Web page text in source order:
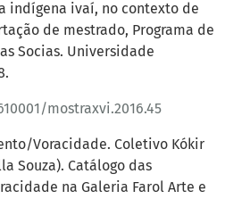
indígena ivaí, no contexto de
de mestrado, Programa de
Socias. Universidade
mostraxvi.2016.45
Voracidade. Coletivo Kókir
Souza). Catálogo das
na Galeria Farol Arte e